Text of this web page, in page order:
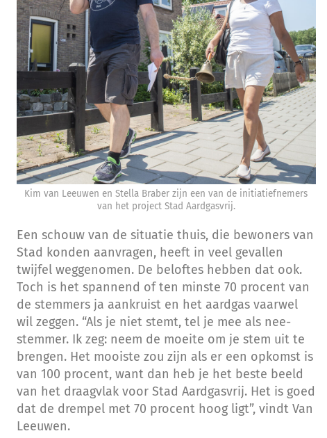
Kim van Leeuwen en Stella Braber zijn een van de initiatiefnemers
van het project Stad Aardgasvrij.
Een schouw van de situatie thuis, die bewoners van
Stad konden aanvragen, heeft in veel gevallen
twijfel weggenomen. De beloftes hebben dat ook.
Toch is het spannend of ten minste 70 procent van
de stemmers ja aankruist en het aardgas vaarwel
wil zeggen. “Als je niet stemt, tel je mee als nee-
stemmer. Ik zeg: neem de moeite om je stem uit te
brengen. Het mooiste zou zijn als er een opkomst is
van 100 procent, want dan heb je het beste beeld
van het draagvlak voor Stad Aardgasvrij. Het is goed
dat de drempel met 70 procent hoog ligt”, vindt Van
Leeuwen.